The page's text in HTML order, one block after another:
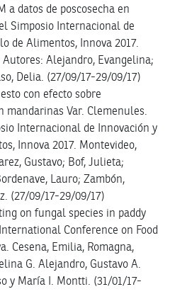
a datos de poscosecha en
Simposio Internacional de
de Alimentos, Innova 2017.
Alejandro, Evangelina;
Delia. (27/09/17-29/09/17)
con efecto sobre
mandarinas Var. Clemenules.
Internacional de Innovación y
Innova 2017. Montevideo,
Gustavo; Bof, Julieta;
Lauro; Zambón,
(27/09/17-29/09/17)
on fungal species in paddy
Conference on Food
Cesena, Emilia, Romagna,
G. Alejandro, Gustavo A.
y María I. Montti. (31/01/17-